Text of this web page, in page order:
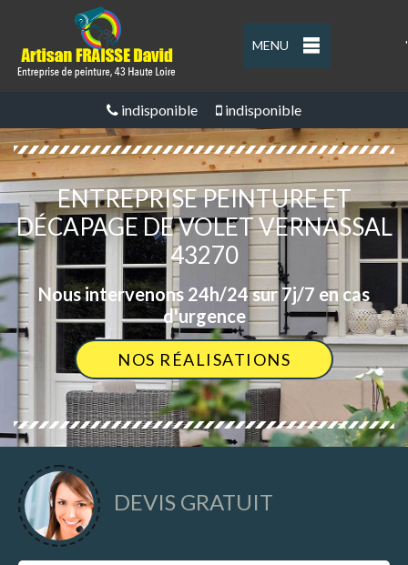
MENU '
indisponible indisponible
ENTREPRISE PEINTURE ET
DÉCAPAGE DE VOLET VERNASSAL
43270
Nous intervenons 24h/24 sur 7j/7 en cas
d'urgence
NOS RÉALISATIONS
DEVIS GRATUIT